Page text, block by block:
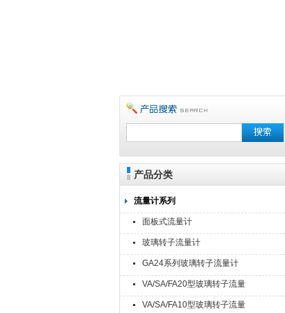
产品分类
流量计系列
面板式流量计
玻璃转子流量计
GA24系列玻璃转子流量计
VA/SA/FA20型玻璃转子流量
计
VA/SA/FA10型玻璃转子流量